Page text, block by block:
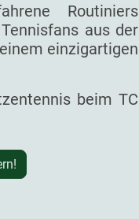
Routiniers
aus der
einzigartigen
beim TC